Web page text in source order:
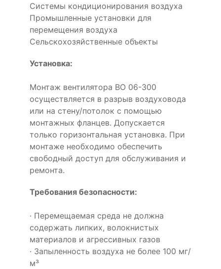
Системы кондиционирования воздуха
Промышленные установки для
перемещения воздуха
Сельскохозяйственные объекты
Установка:
Монтаж вентилятора ВО 06-300
осуществляется в разрыв воздуховода
или на стену/потолок с помощью
монтажных фланцев. Допускается
только горизонтальная установка. При
монтаже необходимо обеспечить
свободный доступ для обслуживания и
ремонта.
Требования безопасности:
· Перемещаемая среда не должна
содержать липких, волокнистых
материалов и агрессивных газов
· Запыленность воздуха не более 100 мг/
м³